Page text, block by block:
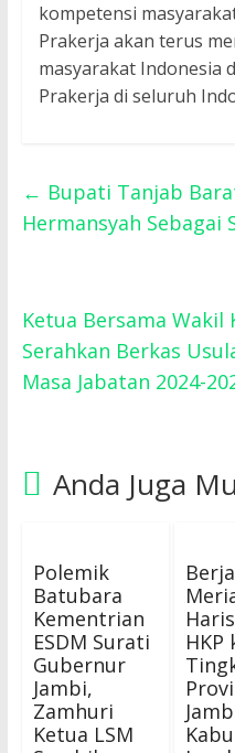
kompetensi
Prakerja akan terus
masyarakat Indonesia
Prakerja di seluruh
← Bupati Tanjab
Hermansyah Sebagai
Ketua Bersama Wakil
Serahkan Berkas
Masa Jabatan 2024-
Anda Juga
Polemik
Batubara
Kementrian
ESDM Surati
Gubernur
Jambi,
Zamhuri
Ketua LSM
HKP